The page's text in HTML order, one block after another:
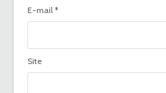
E-mail *
Site